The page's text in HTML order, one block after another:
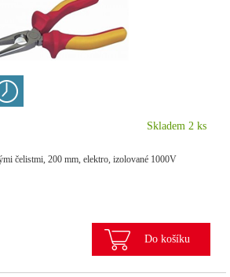
Skladem 2 ks
čelistmi, 200 mm, elektro, izolované 1000V
Do košíku